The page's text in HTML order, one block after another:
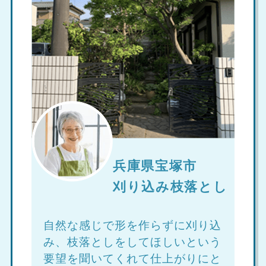
兵庫県宝塚市
刈り込み枝落とし
自然な感じで形を作らずに刈り込
み、枝落としをしてほしいという
要望を聞いてくれて仕上がりにと